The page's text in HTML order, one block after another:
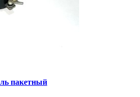
пакетный